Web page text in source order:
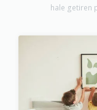
hale getiren